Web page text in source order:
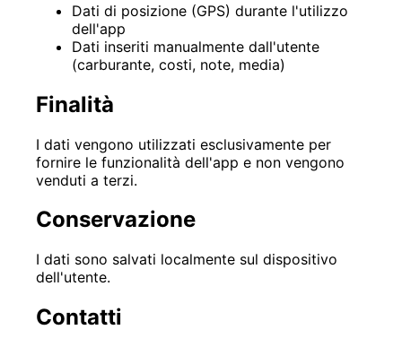
Dati di posizione (GPS) durante l'utilizzo
dell'app
Dati inseriti manualmente dall'utente
(carburante, costi, note, media)
Finalità
I dati vengono utilizzati esclusivamente per
fornire le funzionalità dell'app e non vengono
venduti a terzi.
Conservazione
I dati sono salvati localmente sul dispositivo
dell'utente.
Contatti